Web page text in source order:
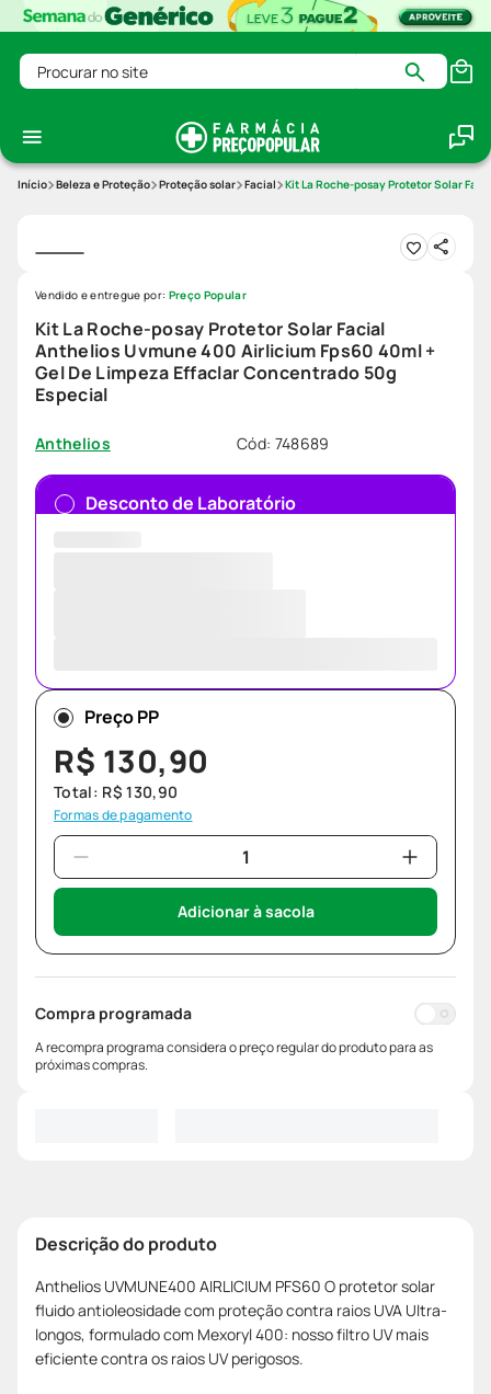
Procurar no site
Beleza e Proteção Proteção solar Facial Kit La Roche-posay Protetor Solar
Kit La Roche-posay Protetor Solar Facial
Anthelios Uvmune 400 Airlicium Fps60 40ml +
Gel De Limpeza Effaclar Concentrado 50g
Especial
Anthelios Cód: 748689
Vendido e entregue por: Preço Popular
Desconto de Laboratório
Preço PP
R$ 130,90
Total: R$ 130,90
Formas de pagamento
Adicionar à sacola
Compra programada
A recompra programa considera o preço regular do produto para as
próximas compras.
Descrição do produto
Anthelios UVMUNE400 AIRLICIUM PFS60 O protetor solar
fluido antioleosidade com proteção contra raios UVA Ultra-
longos, formulado com Mexoryl 400: nosso filtro UV mais
eficiente contra os raios UV perigosos.